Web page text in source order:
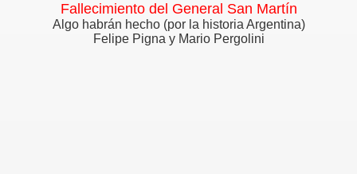
Fallecimiento del General San Martín
Algo habrán hecho (por la historia Argentina)
Felipe Pigna y Mario Pergolini